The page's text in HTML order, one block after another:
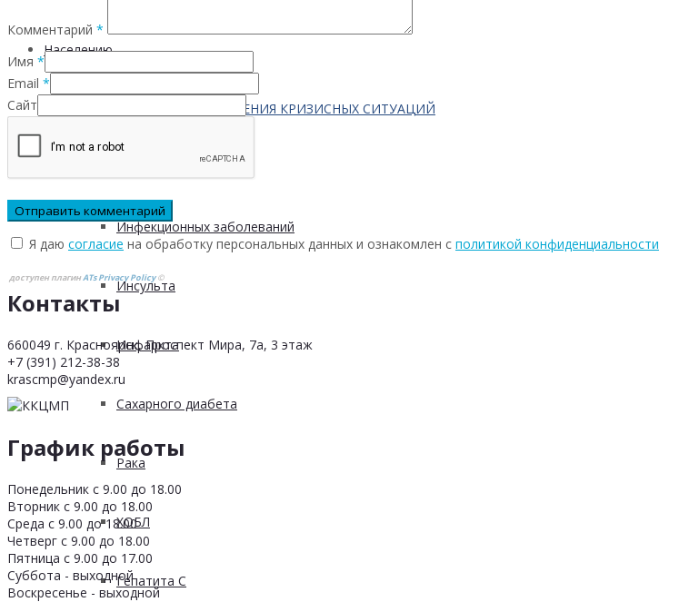
Населению
ПО ВОПРОСАМ ПРЕОДОЛЕНИЯ КРИЗИСНЫХ СИТУАЦИЙ
Инфекционных заболеваний
Инсульта
Инфаркта
Сахарного диабета
Рака
ХОБЛ
Гепатита С
Комментарий *
Имя *
Email *
Сайт
Я даю согласие на обработку персональных данных и ознакомлен с политикой конфиденциальности
доступен плагинATs Privacy Policy©
Контакты
660049 г. Красноярск, Проспект Мира, 7а, 3 этаж
+7 (391) 212-38-38
krascmp@yandex.ru
График работы
Понедельник с 9.00 до 18.00
Вторник с 9.00 до 18.00
Среда с 9.00 до 18.00
Четверг с 9.00 до 18.00
Пятница с 9.00 до 17.00
Суббота - выходной
Воскресенье - выходной